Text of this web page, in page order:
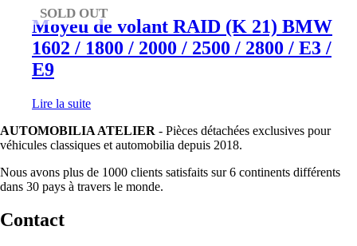
SOLD OUT
Moyeu de volant RAID (K 21) BMW
1602 / 1800 / 2000 / 2500 / 2800 / E3 /
E9
Lire la suite
AUTOMOBILIA ATELIER - Pièces détachées exclusives pour
véhicules classiques et automobilia depuis 2018.
Nous avons plus de 1000 clients satisfaits sur 6 continents différents
dans 30 pays à travers le monde.
Contact